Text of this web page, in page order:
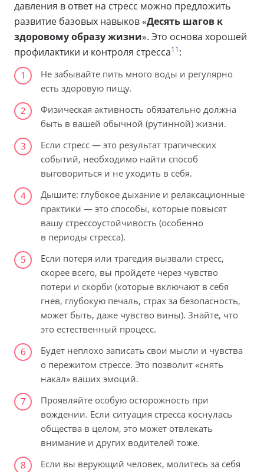
давления в ответ на стресс можно предложить
развитие базовых навыков «Десять шагов к
здоровому образу жизни». Это основа хорошей
профилактики и контроля стресса11:
1
Не забывайте пить много воды и регулярно
есть здоровую пищу.
2
Физическая активность обязательно должна
быть в вашей обычной (рутинной) жизни.
3
Если стресс — это результат трагических
событий, необходимо найти способ
выговориться и не уходить в себя.
4
Дышите: глубокое дыхание и релаксационные
практики — это способы, которые повысят
вашу стрессоустойчивость (особенно
в периоды стресса).
5
Если потеря или трагедия вызвали стресс,
скорее всего, вы пройдете через чувство
потери и скорби (которые включают в себя
гнев, глубокую печаль, страх за безопасность,
может быть, даже чувство вины). Знайте, что
это естественный процесс.
6
Будет неплохо записать свои мысли и чувства
о пережитом стрессе. Это позволит «снять
накал» ваших эмоций.
7
Проявляйте особую осторожность при
вождении. Если ситуация стресса коснулась
общества в целом, это может отвлекать
внимание и других водителей тоже.
8
Если вы верующий человек, молитесь за себя